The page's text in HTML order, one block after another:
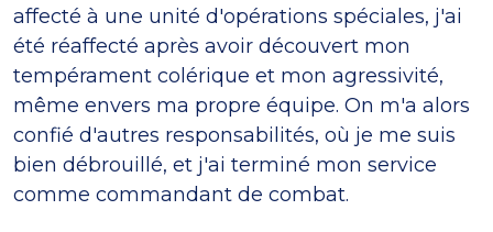
affecté à une unité d'opérations spéciales, j'ai
été réaffecté après avoir découvert mon
tempérament colérique et mon agressivité,
même envers ma propre équipe. On m'a alors
confié d'autres responsabilités, où je me suis
bien débrouillé, et j'ai terminé mon service
comme commandant de combat.